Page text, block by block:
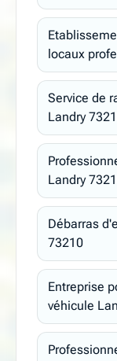
locaux
Service de
Landry
Landry
Débarras
73210
Entreprise
véhicule